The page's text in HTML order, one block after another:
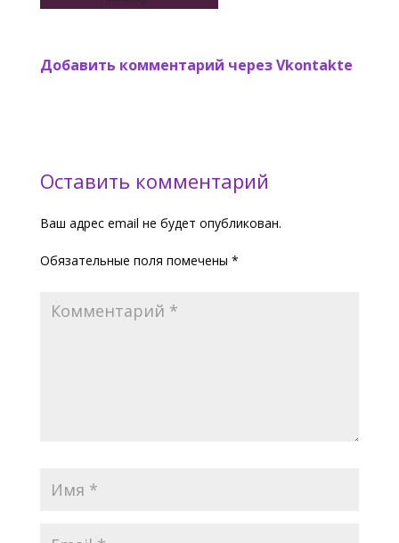
Добавить комментарий через Vkontakte
Оставить комментарий
Ваш адрес email не будет опубликован.
Обязательные поля помечены *